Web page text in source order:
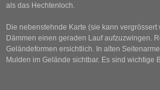
als das Hechtenloch.
Die nebenstehnde Karte (sie kann
Dämmen einen geraden Lauf aufzuzwingen.
Geländeformen ersichtlich. In alten
Mulden im Gelände sichtbar. Es sind wichtige